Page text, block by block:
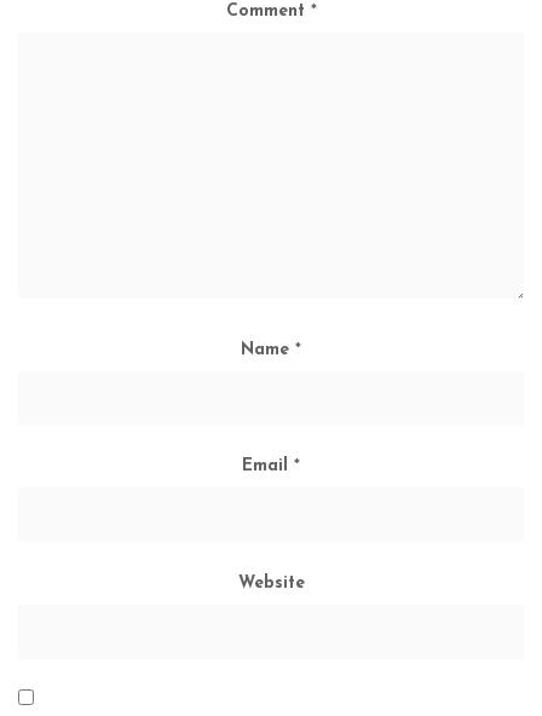
Comment *
Name *
Email *
Website